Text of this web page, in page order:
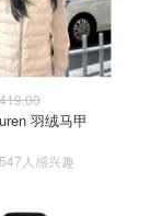
羽绒马甲
人感兴趣